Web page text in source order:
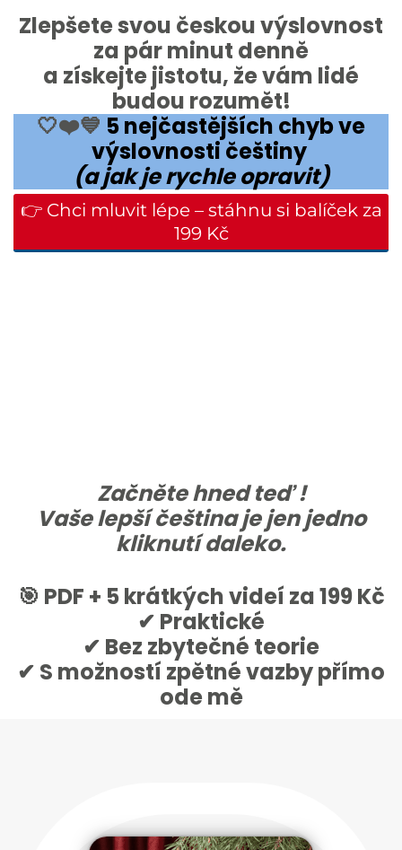
Zlepšete svou českou výslovnost
za pár minut denně
a získejte jistotu, že vám lidé
budou rozumět!
🤍❤️💙 5 nejčastějších chyb ve
výslovnosti češtiny
(a jak je rychle opravit)
👉 Chci mluvit lépe – stáhnu si balíček za
199 Kč
Začněte hned teď !
Vaše lepší čeština je jen jedno
kliknutí daleko.
🎯 PDF + 5 krátkých videí za 199 Kč
✔ Praktické
✔ Bez zbytečné teorie
✔ S možností zpětné vazby přímo
ode mě